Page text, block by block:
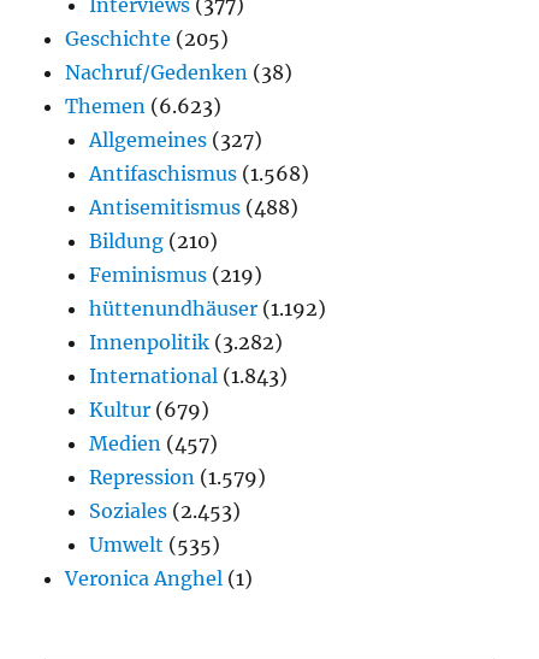
Geschichte (205)
Nachruf/Gedenken (38)
Themen (6.623)
Allgemeines (327)
Antifaschismus (1.568)
Antisemitismus (488)
Bildung (210)
Feminismus (219)
hüttenundhäuser (1.192)
Innenpolitik (3.282)
International (1.843)
Kultur (679)
Medien (457)
Repression (1.579)
Soziales (2.453)
Umwelt (535)
Veronica Anghel (1)